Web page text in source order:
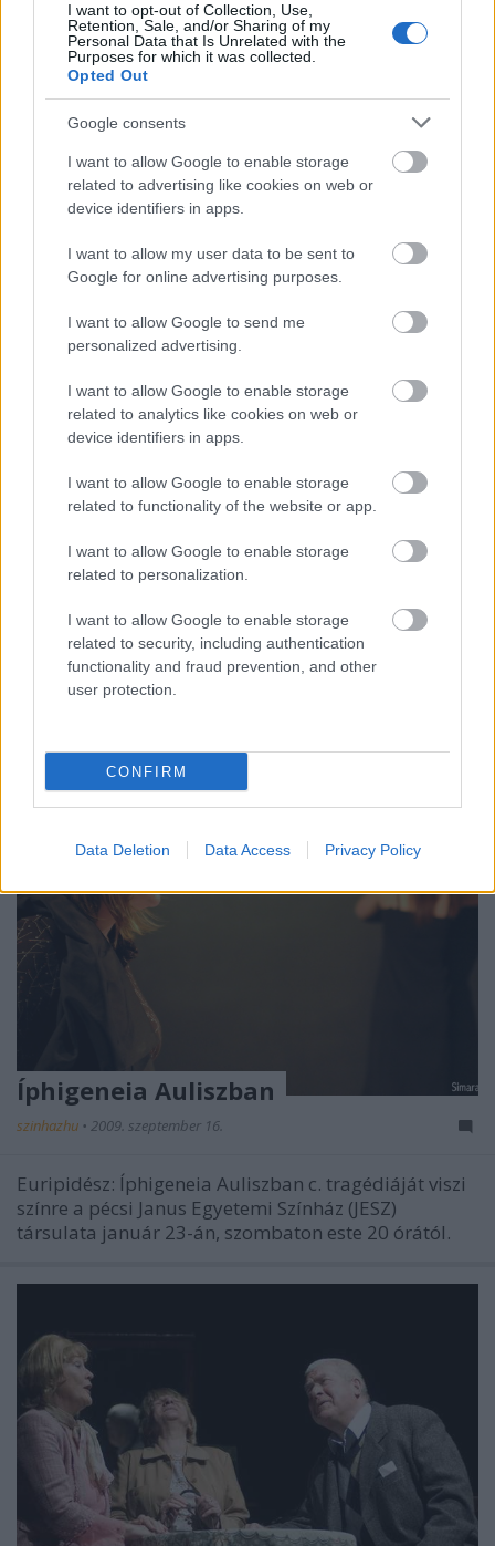
I want to opt-out of Collection, Use,
Retention, Sale, and/or Sharing of my
Personal Data that Is Unrelated with the
Purposes for which it was collected.
Opted Out
Google consents
I want to allow Google to enable storage
related to advertising like cookies on web or
device identifiers in apps.
I want to allow my user data to be sent to
Google for online advertising purposes.
I want to allow Google to send me
personalized advertising.
I want to allow Google to enable storage
related to analytics like cookies on web or
device identifiers in apps.
I want to allow Google to enable storage
related to functionality of the website or app.
I want to allow Google to enable storage
related to personalization.
I want to allow Google to enable storage
related to security, including authentication
functionality and fraud prevention, and other
user protection.
CONFIRM
Data Deletion Data Access Privacy Policy
Molnár Ferenc: Liliom
2009. szeptember 17.
1908-ban jelenik meg Molnár Ferenc Muzsika című
cselédlány szerelméről írt története olvasható, a
címe Az altató mese. Ez lesz a Liliom alapötlete.
Major Tamásra emlékezve
szinhazhu•2009. szeptember 16.
Major Tamás születésének 100. évfordulója
Magyar Színház, a Nemzeti Színház valamint a
Magyar Színházi Társaság 2010. január 26. kedden
15 órakor koszorúzást rendez a Fiumei úti sírkertben
(42/1 -A-12.).
Íphigeneia Auliszban
szinhazhu • 2009. szeptember 16.
Euripidész: Íphigeneia Auliszban c. tragédiáját viszi
színre a pécsi Janus Egyetemi Színház (JESZ)
társulata január 23-án, szombaton este 20 órától.